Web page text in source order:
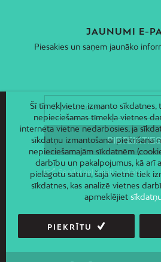
JAUNUMI E-
Piesakies un saņem jaunāko
Šī tīmekļvietne izmanto sīkdatnes,
nepieciešamas tīmekļa vietnes
interneta vietne nedarbosies, ja
sīkdatņu izmantošanai piekrišana
nepieciešamajām sīkdatnēm
darbību un pakalpojumus, kā arī
pielāgotu saturu, šajā vietnē tiek
sīkdatnes, kas analizē vietnes
apmeklējiet
PIEKRĪTU